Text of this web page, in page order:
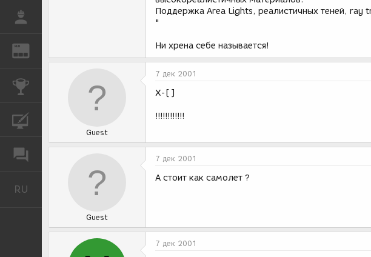
REN
КОНКУРСЫ
RU
Поддержка Area Lights, реалистичных теней,
"
Ни хрена себе называется!
Guest
7 дек 2001
X-[ ]
!!!!!!!!!!!!
Guest
7 дек 2001
А стоит как самолет ?
7 дек 2001